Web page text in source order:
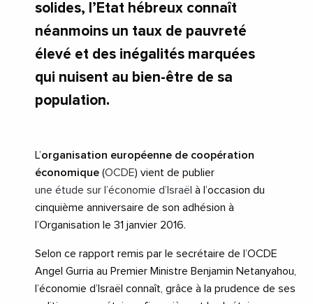
solides, l’Etat hébreux connaît
néanmoins un taux de pauvreté
élevé et des inégalités marquées
qui nuisent au bien-être de sa
population.
L’organisation européenne de coopération
économique (OCDE) vient de publier
une étude sur l’économie d’Israël à l’occasion du
cinquième anniversaire de son adhésion à
l’Organisation le 31 janvier 2016.
Selon ce rapport remis par le secrétaire de l’OCDE
Angel Gurria au Premier Ministre Benjamin Netanyahou,
l’économie d’Israël connaît, grâce à la prudence de ses